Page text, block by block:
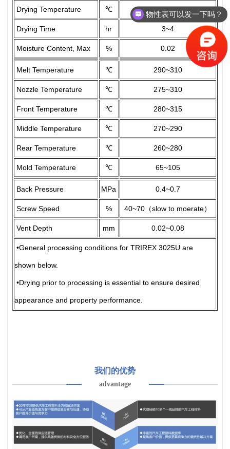
Drying Temperature ℃ 120
Drying Time hr 3~4
Moisture Content, Max % 0.02
Melt Temperature ℃ 290~310
Nozzle Temperature ℃ 275~310
Front Temperature ℃ 280~315
Middle Temperature ℃ 270~290
Rear Temperature ℃ 260~280
Mold Temperature ℃ 65~105
Back Pressure MPa 0.4~0.7
Screw Speed % 40~70（slow to moerate）
Vent Depth mm 0.02~0.08
•General processing conditions for TRIREX 3025U are
shown below.
•Drying prior to processing is essential to ensure desired
appearance and property performance.
我们的优势
advantage
物性表可以发一下吗？